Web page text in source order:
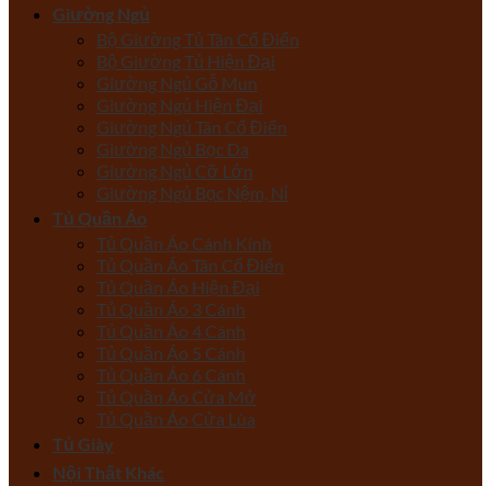
Giường Ngủ
Bộ Giường Tủ Tân Cổ Điển
Bộ Giường Tủ Hiện Đại
Giường Ngủ Gỗ Mun
Giường Ngủ Hiện Đại
Giường Ngủ Tân Cổ Điển
Giường Ngủ Bọc Da
Giường Ngủ Cỡ Lớn
Giường Ngủ Bọc Nệm, Nỉ
Tủ Quần Áo
Tủ Quần Áo Cánh Kính
Tủ Quần Áo Tân Cổ Điển
Tủ Quần Áo Hiện Đại
Tủ Quần Áo 3 Cánh
Tủ Quần Áo 4 Cánh
Tủ Quần Áo 5 Cánh
Tủ Quần Áo 6 Cánh
Tủ Quần Áo Cửa Mở
Tủ Quần Áo Cửa Lùa
Tủ Giày
Nội Thất Khác